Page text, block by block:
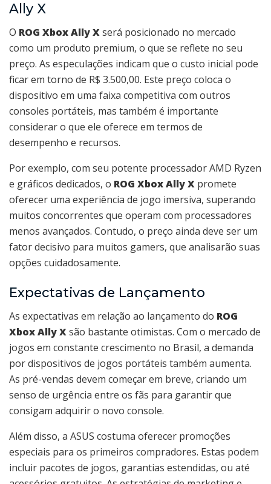
Ally X
O ROG Xbox Ally Xserá posicionado no mercado
como um produto premium, o que se reflete no seu
preço. As especulações indicam que o custo inicial pode
ficar em torno de R$ 3.500,00. Este preço coloca o
dispositivo em uma faixa competitiva com outros
consoles portáteis, mas também é importante
considerar o que ele oferece em termos de
desempenho e recursos.
Por exemplo, com seu potente processador AMD Ryzen
e gráficos dedicados, o ROG Xbox Ally X promete
oferecer uma experiência de jogo imersiva, superando
muitos concorrentes que operam com processadores
menos avançados. Contudo, o preço ainda deve ser um
fator decisivo para muitos gamers, que analisarão suas
opções cuidadosamente.
Expectativas de Lançamento
As expectativas em relação ao lançamento do ROG
Xbox Ally Xsão bastante otimistas. Com o mercado de
jogos em constante crescimento no Brasil, a demanda
por dispositivos de jogos portáteis também aumenta.
As pré-vendas devem começar em breve, criando um
senso de urgência entre os fãs para garantir que
consigam adquirir o novo console.
Além disso, a ASUS costuma oferecer promoções
especiais para os primeiros compradores. Estas podem
incluir pacotes de jogos, garantias estendidas, ou até